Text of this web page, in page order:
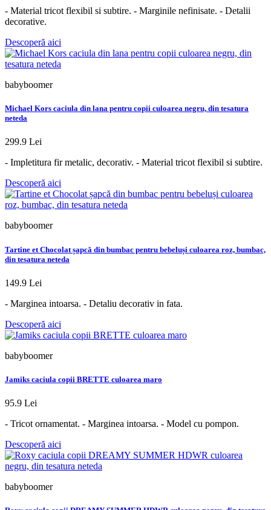
- Material tricot flexibil si subtire. - Marginile nefinisate. - Detalii
decorative.
Descoperă aici
babyboomer
Michael Kors caciula din lana pentru copii culoarea negru, din tesatura
neteda
299.9 Lei
- Impletitura fir metalic, decorativ. - Material tricot flexibil si subtire.
Descoperă aici
babyboomer
Tartine et Chocolat șapcă din bumbac pentru bebeluși culoarea roz, bumbac,
din tesatura neteda
149.9 Lei
- Marginea intoarsa. - Detaliu decorativ in fata.
Descoperă aici
babyboomer
Jamiks caciula copii BRETTE culoarea maro
95.9 Lei
- Tricot ornamentat. - Marginea intoarsa. - Model cu pompon.
Descoperă aici
babyboomer